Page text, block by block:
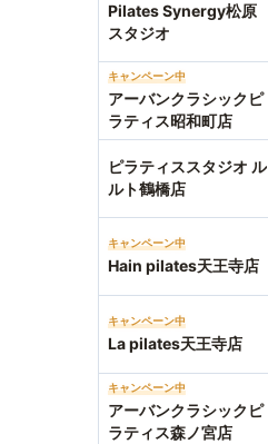
Pilates Synergy松原
スタジオ
キャンペーン中
アーバンクラシックピ
ラティス昭和町店
ピラティススタジオ ル
ルト鶴橋店
キャンペーン中
Hain pilates天王寺店
キャンペーン中
La pilates天王寺店
キャンペーン中
アーバンクラシックピ
ラティス森ノ宮店